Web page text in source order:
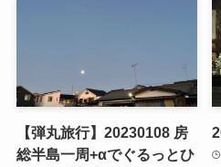
【弾丸旅行】20230108 房
総半島一周+αでぐるっとひ